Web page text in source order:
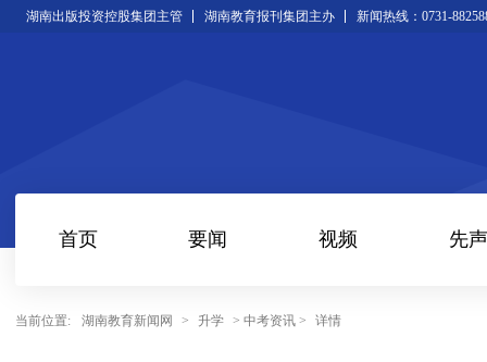
湖南出版投资控股集团主管 湖南教育报刊集团主办 新闻热线：0731-
首页 要闻 视频 先声
当前位置: 湖南教育新闻网 > 升学 > 中考资讯 > 详情